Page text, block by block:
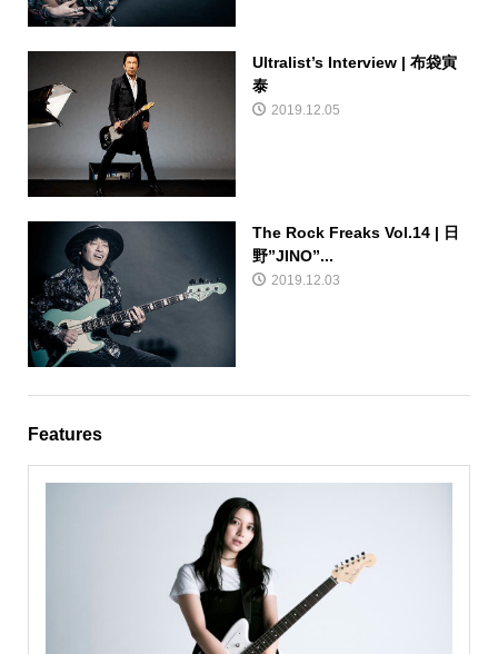
Ultralist’s Interview | 布袋寅
泰
2019.12.05
The Rock Freaks Vol.14 | 日
野”JINO”...
2019.12.03
Features